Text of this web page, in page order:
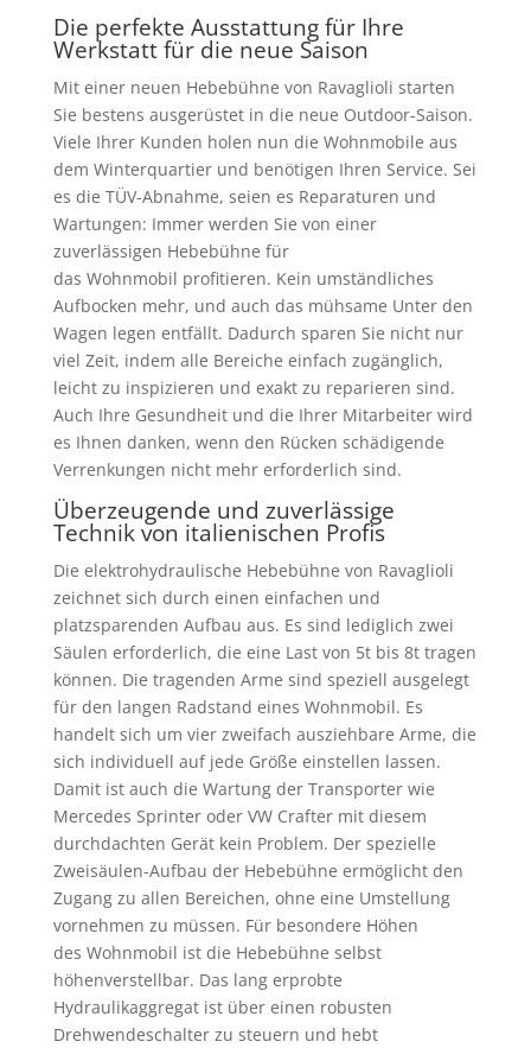
Die perfekte Ausstattung für Ihre
Werkstatt für die neue Saison
Mit einer neuen Hebebühne von Ravaglioli starten
Sie bestens ausgerüstet in die neue Outdoor-Saison.
Viele Ihrer Kunden holen nun die Wohnmobile aus
dem Winterquartier und benötigen Ihren Service. Sei
es die TÜV-Abnahme, seien es Reparaturen und
Wartungen: Immer werden Sie von einer
zuverlässigen Hebebühne für
das Wohnmobil profitieren. Kein umständliches
Aufbocken mehr, und auch das mühsame Unter den
Wagen legen entfällt. Dadurch sparen Sie nicht nur
viel Zeit, indem alle Bereiche einfach zugänglich,
leicht zu inspizieren und exakt zu reparieren sind.
Auch Ihre Gesundheit und die Ihrer Mitarbeiter wird
es Ihnen danken, wenn den Rücken schädigende
Verrenkungen nicht mehr erforderlich sind.
Überzeugende und zuverlässige
Technik von italienischen Profis
Die elektrohydraulische Hebebühne von Ravaglioli
zeichnet sich durch einen einfachen und
platzsparenden Aufbau aus. Es sind lediglich zwei
Säulen erforderlich, die eine Last von 5t bis 8t tragen
können. Die tragenden Arme sind speziell ausgelegt
für den langen Radstand eines Wohnmobil. Es
handelt sich um vier zweifach ausziehbare Arme, die
sich individuell auf jede Größe einstellen lassen.
Damit ist auch die Wartung der Transporter wie
Mercedes Sprinter oder VW Crafter mit diesem
durchdachten Gerät kein Problem. Der spezielle
Zweisäulen-Aufbau der Hebebühne ermöglicht den
Zugang zu allen Bereichen, ohne eine Umstellung
vornehmen zu müssen. Für besondere Höhen
des Wohnmobil ist die Hebebühne selbst
höhenverstellbar. Das lang erprobte
Hydraulikaggregat ist über einen robusten
Drehwendeschalter zu steuern und hebt